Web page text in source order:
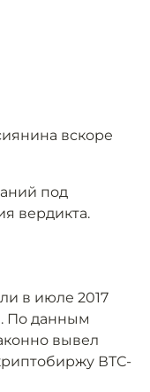
вскоре
под
вердикта.
в июле 2017
По данным
вывел
ВТС-